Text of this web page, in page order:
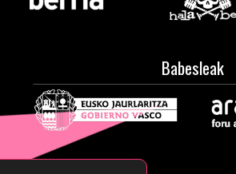
Babesleak